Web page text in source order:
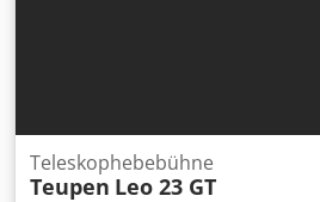
Teleskophebebühne
Teupen Leo 23 GT